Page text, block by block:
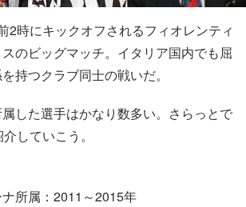
2時にキックオフされるフィオレンティ
のビッグマッチ。イタリア国内でも屈
持つクラブ同士の戦いだ。
した選手はかなり数多い。さらっとで
していこう。
所属：2011～2015年